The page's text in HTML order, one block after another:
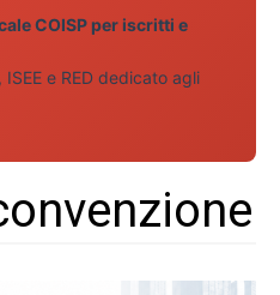
COISP per iscritti e
e RED dedicato agli